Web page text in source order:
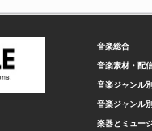
音楽総合
音楽素材・配
音楽ジャンル
音楽ジャンル
楽器とミュー